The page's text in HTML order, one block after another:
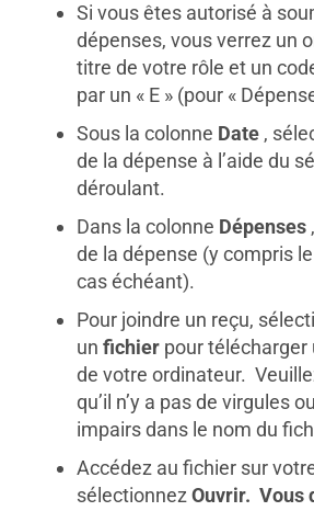
Si vous êtes autorisé à
dépenses, vous verrez un
titre de votre rôle et un
par un « E » (pour «
Sous la colonne Date ,
de la dépense à l’aide du
déroulant.
Dans la colonne Dépenses
de la dépense (y compris
cas échéant).
Pour joindre un reçu,
un fichier pour télécharger
de votre ordinateur.
qu’il n’y a pas de virgules
impairs dans le nom du
Accédez au fichier sur
sélectionnez Ouvrir. Vous